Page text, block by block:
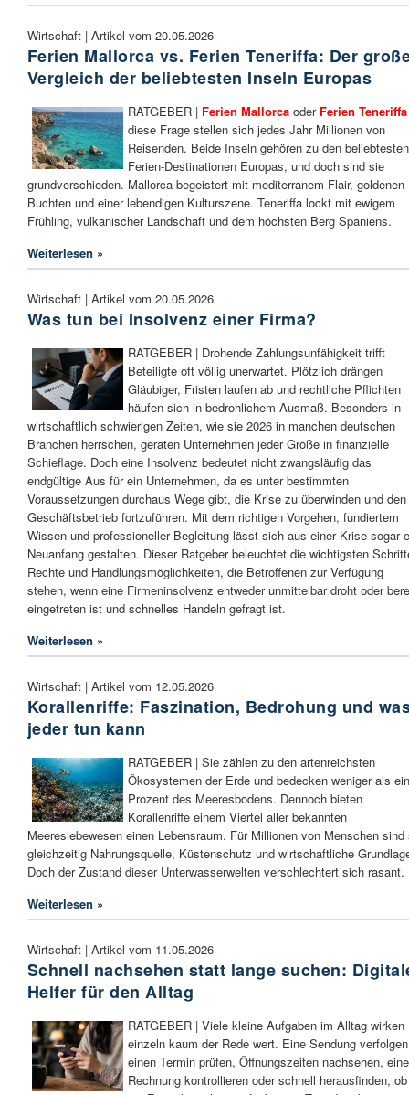
Wirtschaft | Artikel vom 20.05.2026
Ferien Mallorca vs. Ferien Teneriffa: Der
Vergleich der beliebtesten Inseln Europas
RATGEBER | Ferien Mallorca oder Ferien Teneriffa
diese Frage stellen sich jedes Jahr Millionen von
Reisenden. Beide Inseln gehören zu den beliebtesten
Ferien-Destinationen Europas, und doch sind sie
grundverschieden. Mallorca begeistert mit mediterranem Flair, goldenen
Buchten und einer lebendigen Kulturszene. Teneriffa lockt mit ewigem
Frühling, vulkanischer Landschaft und dem höchsten Berg Spaniens.
Weiterlesen »
Wirtschaft | Artikel vom 20.05.2026
Was tun bei Insolvenz einer Firma?
RATGEBER | Drohende Zahlungsunfähigkeit trifft
Beteiligte oft völlig unerwartet. Plötzlich drängen
Gläubiger, Fristen laufen ab und rechtliche Pflichten
häufen sich in bedrohlichem Ausmaß. Besonders in
wirtschaftlich schwierigen Zeiten, wie sie 2026 in manchen deutschen
Branchen herrschen, geraten Unternehmen jeder Größe in finanzielle
Schieflage. Doch eine Insolvenz bedeutet nicht zwangsläufig das
endgültige Aus für ein Unternehmen, da es unter bestimmten
Voraussetzungen durchaus Wege gibt, die Krise zu überwinden und den
Geschäftsbetrieb fortzuführen. Mit dem richtigen Vorgehen, fundiertem
Wissen und professioneller Begleitung lässt sich aus einer Krise sogar
Neuanfang gestalten. Dieser Ratgeber beleuchtet die wichtigsten
Rechte und Handlungsmöglichkeiten, die Betroffenen zur Verfügung
stehen, wenn eine Firmeninsolvenz entweder unmittelbar droht oder
eingetreten ist und schnelles Handeln gefragt ist.
Weiterlesen »
Wirtschaft | Artikel vom 12.05.2026
Korallenriffe: Faszination, Bedrohung und
jeder tun kann
RATGEBER | Sie zählen zu den artenreichsten
Ökosystemen der Erde und bedecken weniger als ein
Prozent des Meeresbodens. Dennoch bieten
Korallenriffe einem Viertel aller bekannten
Meereslebewesen einen Lebensraum. Für Millionen von Menschen sind
gleichzeitig Nahrungsquelle, Küstenschutz und wirtschaftliche
Doch der Zustand dieser Unterwasserwelten verschlechtert sich rasant.
Weiterlesen »
Wirtschaft | Artikel vom 11.05.2026
Schnell nachsehen statt lange suchen:
Helfer für den Alltag
RATGEBER | Viele kleine Aufgaben im Alltag wirken
einzeln kaum der Rede wert. Eine Sendung
einen Termin prüfen, Öffnungszeiten nachsehen, eine
Rechnung kontrollieren oder schnell herausfinden, ob